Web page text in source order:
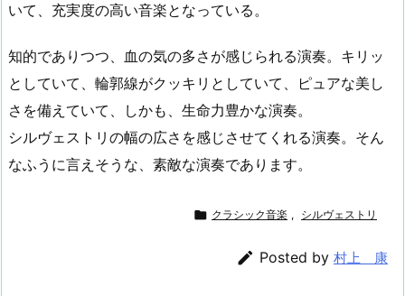
いて、充実度の高い音楽となっている。
知的でありつつ、血の気の多さが感じられる演奏。キリッ
としていて、輪郭線がクッキリとしていて、ピュアな美し
さを備えていて、しかも、生命力豊かな演奏。
シルヴェストリの幅の広さを感じさせてくれる演奏。そん
なふうに言えそうな、素敵な演奏であります。
 クラシック音楽 , シルヴェストリ
 Posted by 村上 康